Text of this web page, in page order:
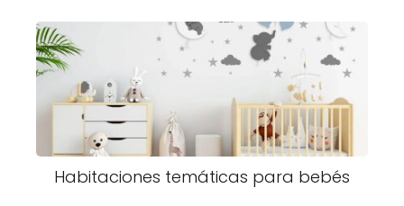
Habitaciones temáticas para bebés